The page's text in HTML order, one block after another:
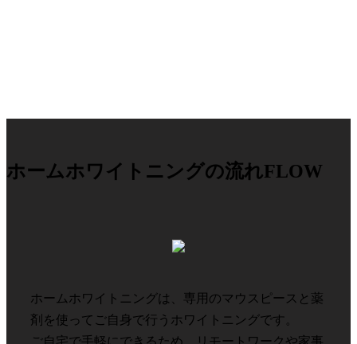
ホームホワイトニングの流れFLOW
ホームホワイトニングは、専用のマウスピースと薬
剤を使ってご自身で行うホワイトニングです。